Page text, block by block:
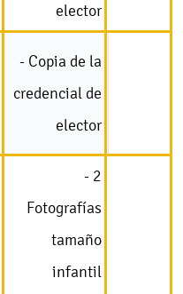
elector
- Copia de la
credencial de
elector
- 2
Fotografías
tamaño
infantil